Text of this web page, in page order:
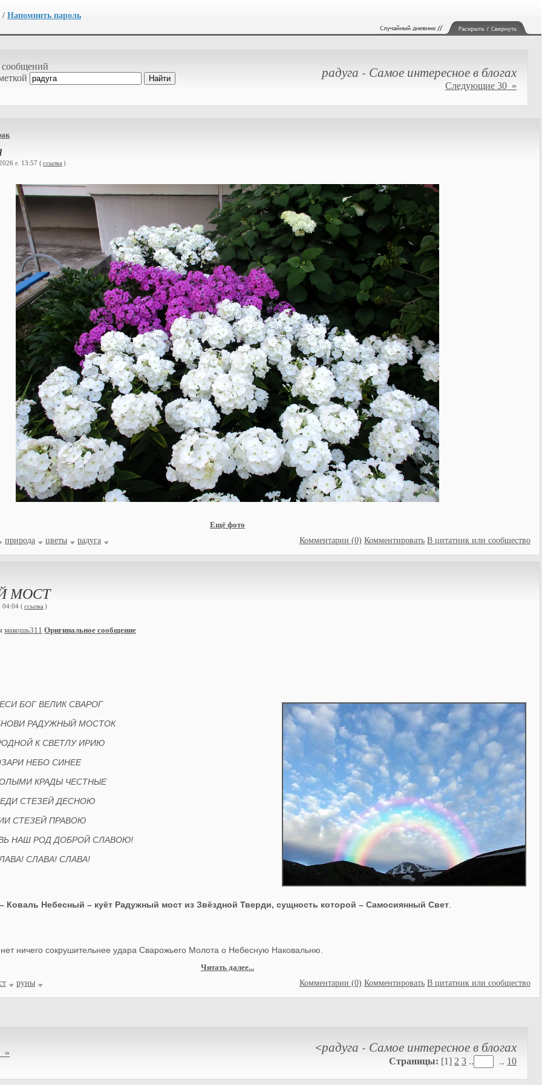
/ Напомнить пароль
радуга - Самое интересное в блогах
Следующие 30 »
г. 13:57 (ссылка )
Ещё фото
природа цветы радуга Комментарии (0) Комментировать В цитатник или сообщество
МОСТ
04:04 (ссылка )
макошь311 Оригинальное сообщение
БОГ ВЕЛИК СВАРОГ
РАДУЖНЫЙ МОСТОК
К СВЕТЛУ ИРИЮ
НЕБО СИНЕЕ
КРАДЫ ЧЕСТНЫЕ
СТЕЗЕЙ ДЕСНОЮ
СТЕЗЕЙ ПРАВОЮ
НАШ РОД ДОБРОЙ СЛАВОЮ!
СЛАВА! СЛАВА!
Коваль Небесный – куёт Радужный мост из Звёздной Тверди, сущность которой – Самосиянный Свет
ничего сокрушительнее удара Сварожьего Молота о Небесную Наковальню.
Читать далее...
руны Комментарии (0) Комментировать В цитатник или сообщество
» <радуга - Самое интересное в блогах
Страницы: [1] 2 3 .. .. 10